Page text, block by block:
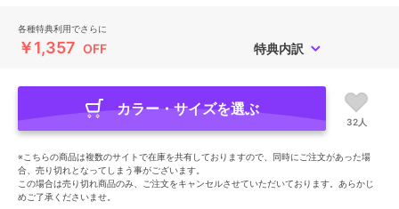
各種特典利用でさらに
￥1,357 OFF 特典内訳
カラー・サイズを選ぶ
32人
※こちらの商品は複数のサイトで在庫を共有しておりますので、同時にご注文があった場
合、売り切れとなってしまう事がございます。
この場合は売り切れ商品のみ、ご注文をキャンセルさせていただいております。あらかじ
めご了承くださいませ。